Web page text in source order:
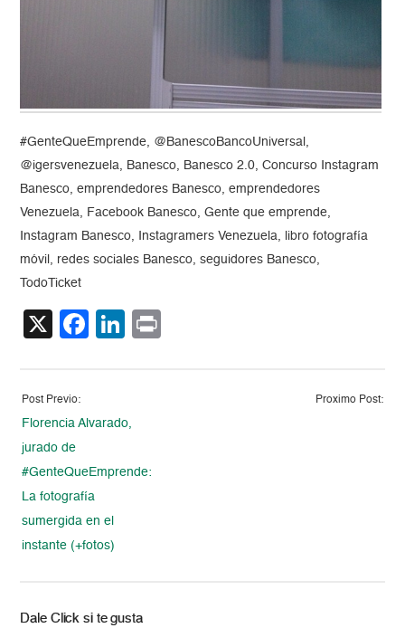
#GenteQueEmprende, @BanescoBancoUniversal,
@igersvenezuela, Banesco, Banesco 2.0, Concurso Instagram
Banesco, emprendedores Banesco, emprendedores
Venezuela, Facebook Banesco, Gente que emprende,
Instagram Banesco, Instagramers Venezuela, libro fotografía
móvil, redes sociales Banesco, seguidores Banesco,
TodoTicket
X Facebook
LinkedIn
Post Previo:
Florencia Alvarado,
jurado de
#GenteQueEmprende:
La fotografía
sumergida en el
instante (+fotos)
Proximo Post:
Dale Click si te gusta